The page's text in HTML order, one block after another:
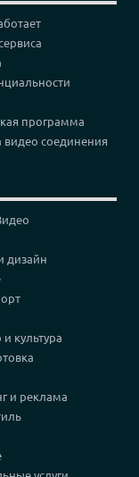
программа
видео соединения
дизайн
и культура
и реклама